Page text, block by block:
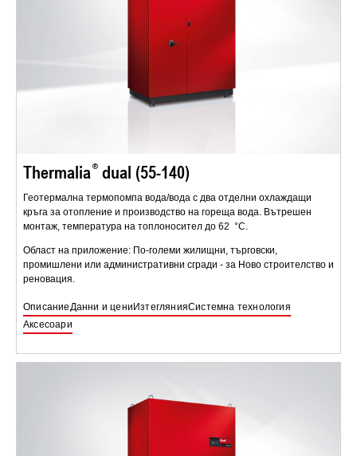
Thermalia dual (55-140)
Геотермална термопомпа вода/вода с два отделни охлаждащи
кръга за отопление и производство на гореща вода. Вътрешен
монтаж, температура на топлоносител до 62 °C.
Област на приложение: По-големи жилищни, търговски,
промишлени или административни сгради - за Ново строителство и
реновация.
ОписаниеДанни и цени ИзтеглянияСистемна технология
Аксесоари